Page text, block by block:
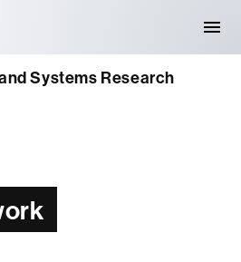
Systems Research